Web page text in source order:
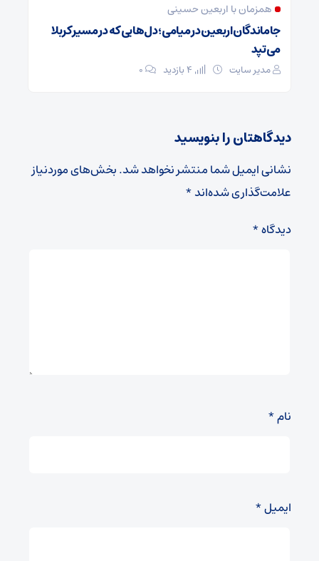
همزمان با اربعین حسینی
جاماندگان اربعین در میامی؛ دل‌هایی که در مسیر کربلا
می‌تپد
مدیر سایت ۰
دیدگاهتان را بنویسید
نشانی ایمیل شما منتشر نخواهد شد.بخش‌های موردنیاز
علامت‌گذاری شده‌اند*
دیدگاه*
نام*
ایمیل*